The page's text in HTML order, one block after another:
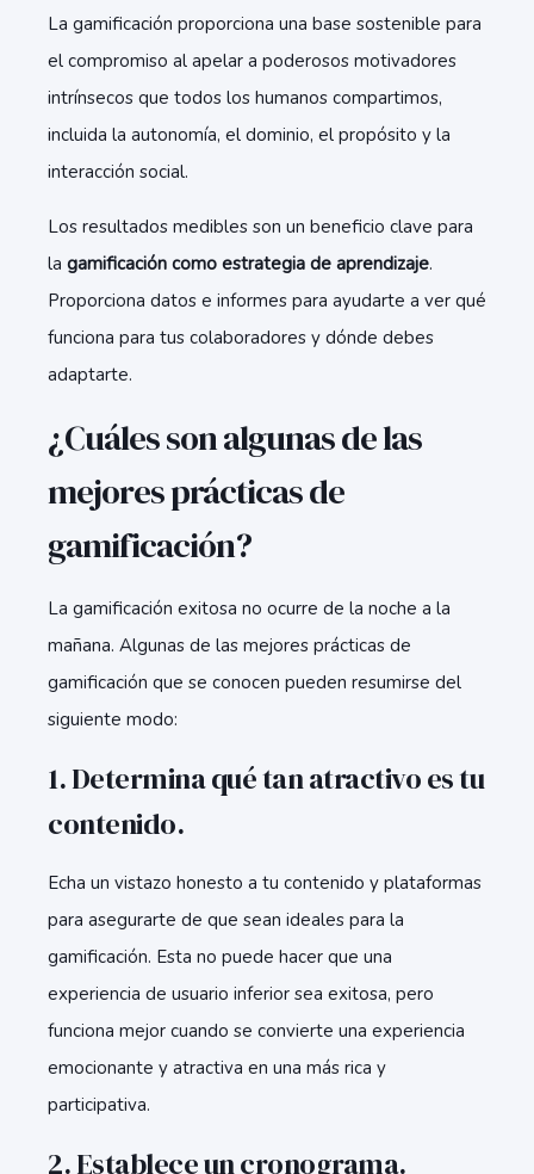
La gamificación proporciona una base sostenible para
el compromiso al apelar a poderosos motivadores
intrínsecos que todos los humanos compartimos,
incluida la autonomía, el dominio, el propósito y la
interacción social.
Los resultados medibles son un beneficio clave para
la gamificación como estrategia de aprendizaje.
Proporciona datos e informes para ayudarte a ver qué
funciona para tus colaboradores y dónde debes
adaptarte.
¿Cuáles son algunas de las
mejores prácticas de
gamificación?
La gamificación exitosa no ocurre de la noche a la
mañana. Algunas de las mejores prácticas de
gamificación que se conocen pueden resumirse del
siguiente modo:
1. Determina qué tan atractivo es tu
contenido.
Echa un vistazo honesto a tu contenido y plataformas
para asegurarte de que sean ideales para la
gamificación. Esta no puede hacer que una
experiencia de usuario inferior sea exitosa, pero
funciona mejor cuando se convierte una experiencia
emocionante y atractiva en una más rica y
participativa.
2. Establece un cronograma.